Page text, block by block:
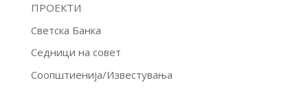
ПРОЕКТИ
Светска Банка
Седници на совет
Соопштиенија/Известувања